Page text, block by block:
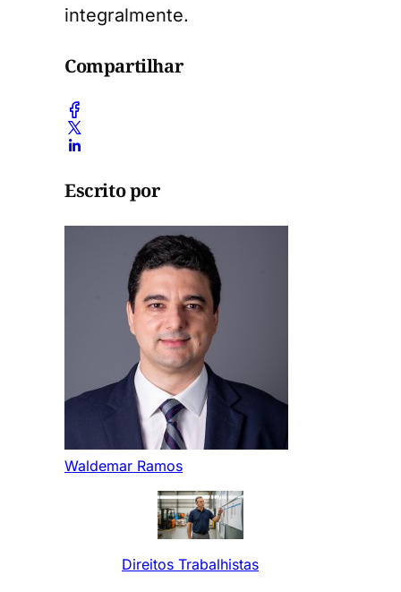
integralmente.
Compartilhar
Escrito por
Waldemar Ramos
Direitos Trabalhistas